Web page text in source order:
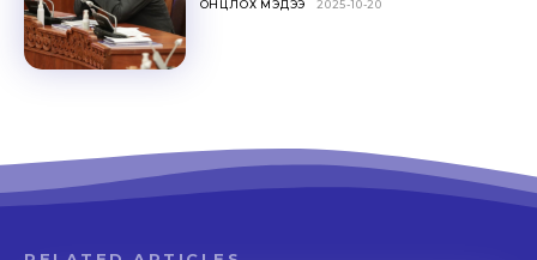
ОНЦЛОХ МЭДЭЭ 2025-10-20